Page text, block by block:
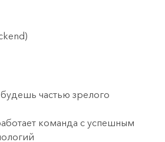
частью зрелого
команда с успешным